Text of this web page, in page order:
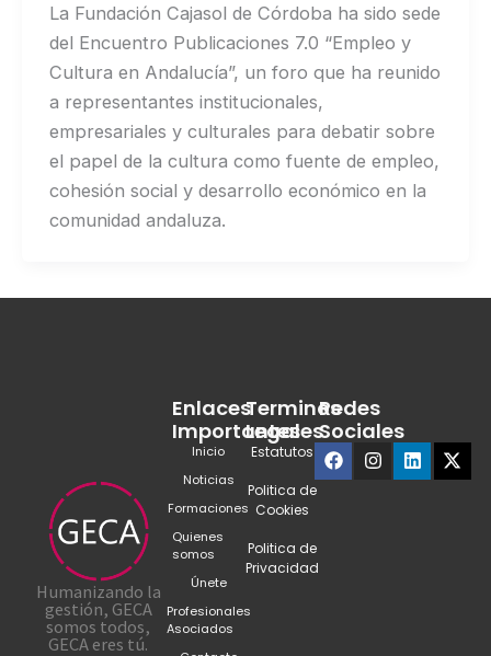
La Fundación Cajasol de Córdoba ha sido sede
del Encuentro Publicaciones 7.0 “Empleo y
Cultura en Andalucía”, un foro que ha reunido
a representantes institucionales,
empresariales y culturales para debatir sobre
el papel de la cultura como fuente de empleo,
cohesión social y desarrollo económico en la
comunidad andaluza.
Humanizando la
gestión, GECA
somos todos,
GECA eres tú.
Terminos
Legales
Estatutos
Politica de
Cookies
Politica de
Privacidad
Enlaces
Importantes
Inicio
Noticias
Formaciones
Quienes
somos
Únete
Profesionales
Asociados
Redes
Sociales
Facebook
Instagram
Linkedin
X-